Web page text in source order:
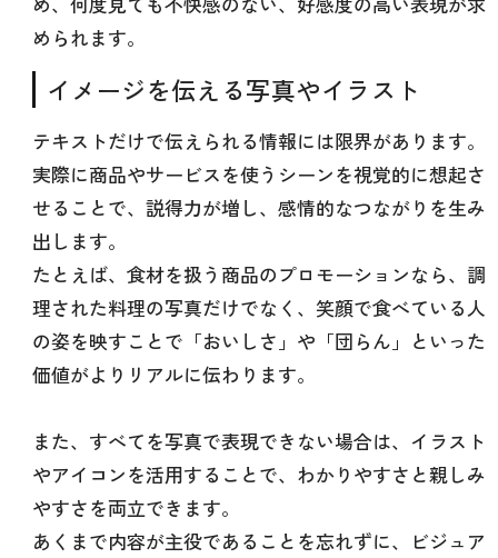
められます。
イメージを伝える写真やイラスト
テキストだけで伝えられる情報には限界があります。
実際に商品やサービスを使うシーンを視覚的に想起さ
せることで、説得力が増し、感情的なつながりを生み
出します。
たとえば、食材を扱う商品のプロモーションなら、調
理された料理の写真だけでなく、笑顔で食べている人
の姿を映すことで「おいしさ」や「団らん」といった
価値がよりリアルに伝わります。
また、すべてを写真で表現できない場合は、イラスト
やアイコンを活用することで、わかりやすさと親しみ
やすさを両立できます。
あくまで内容が主役であることを忘れずに、ビジュア